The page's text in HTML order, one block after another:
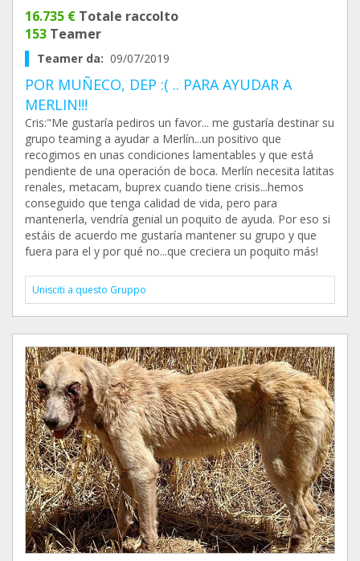
16.735 € Totale raccolto
153 Teamer
Teamer da: 09/07/2019
POR MUÑECO, DEP :( .. PARA AYUDAR A
MERLIN!!!
Cris:"Me gustaría pediros un favor... me gustaría destinar su
grupo teaming a ayudar a Merlín...un positivo que
recogimos en unas condiciones lamentables y que está
pendiente de una operación de boca. Merlín necesita latitas
renales, metacam, buprex cuando tiene crisis...hemos
conseguido que tenga calidad de vida, pero para
mantenerla, vendría genial un poquito de ayuda. Por eso si
estáis de acuerdo me gustaría mantener su grupo y que
fuera para el y por qué no...que creciera un poquito más!
Unisciti a questo Gruppo